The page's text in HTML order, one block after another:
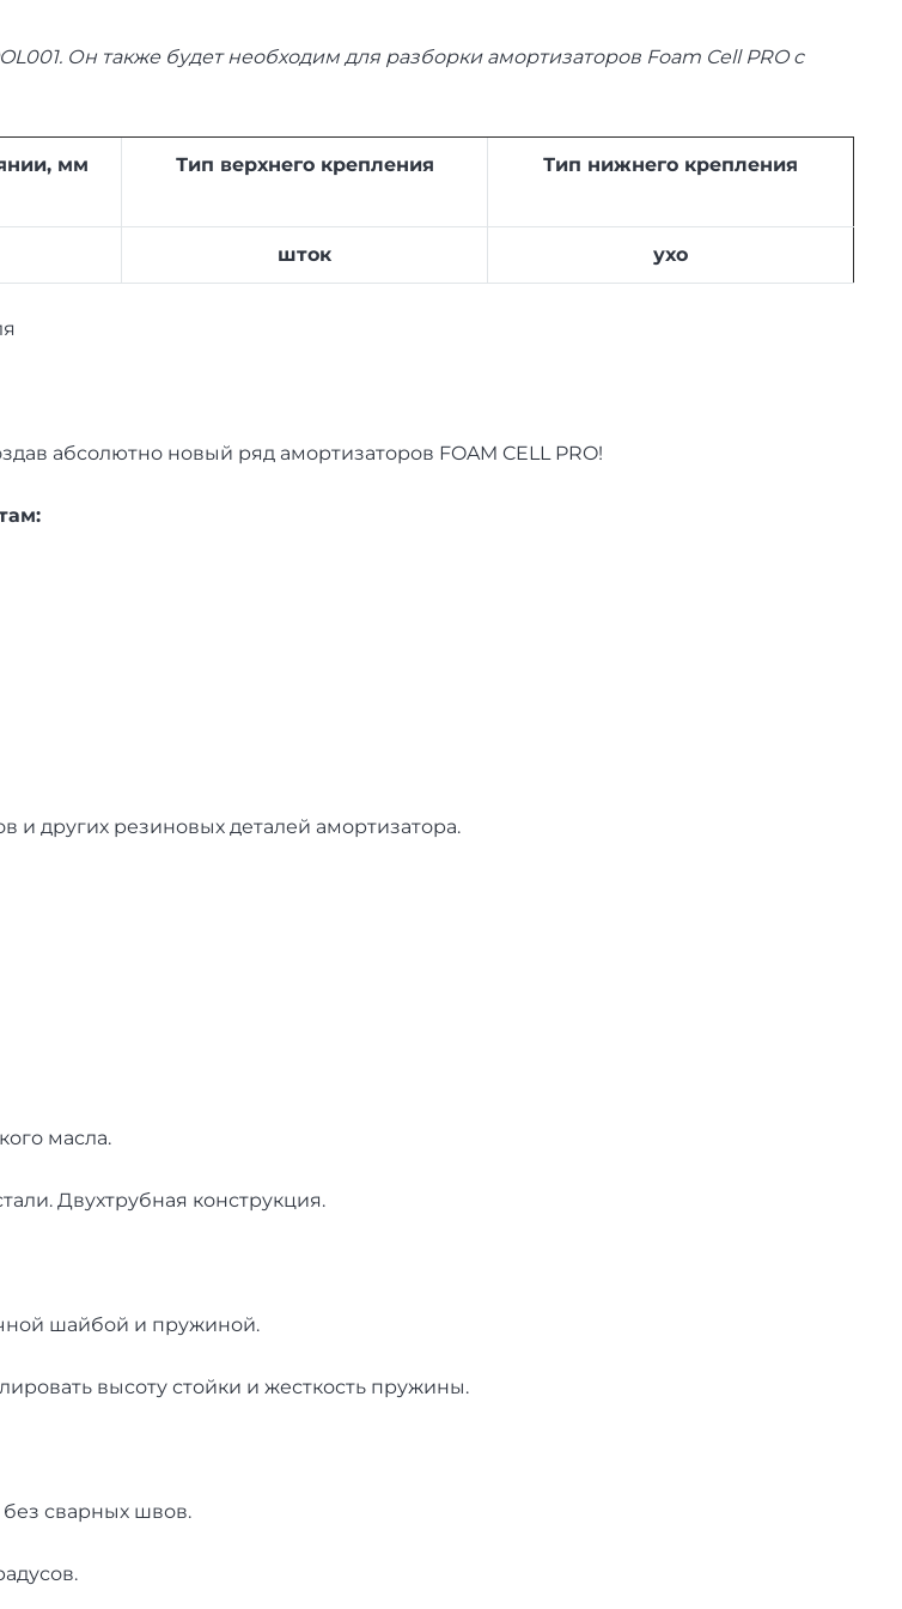
Он также будет необходим для разборки амортизаторов Foam Cell PRO c
мм Тип верхнего крепления Тип нижнего крепления
шток ухо
абсолютно новый ряд амортизаторов FOAM CELL PRO!
других резиновых деталей амортизатора.
масла.
Двухтрубная конструкция.
шайбой и пружиной.
высоту стойки и жесткость пружины.
сварных швов.